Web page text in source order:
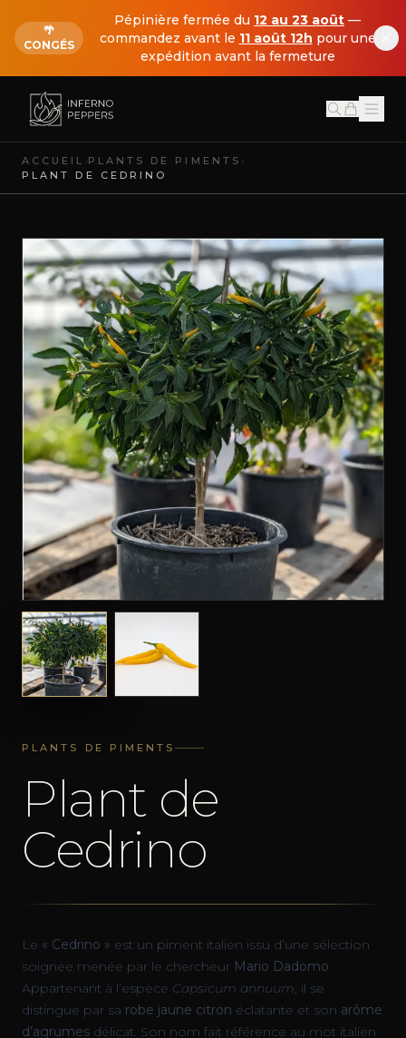
🌴
CONGÉS
Pépinière fermée du 12 au 23 août —
commandez avant le 11 août 12h pour une
expédition avant la fermeture
ACCUEIL PLANTS DE PIMENTS
PLANT DE CEDRINO
PLANTS DE PIMENTS
Plant de
Cedrino
Le « Cedrino » est un piment italien issu d’une sélection
soignée menée par le chercheur Mario Dadomo.
Appartenant à l’espèce Capsicum annuum, il se
distingue par sa robe jaune citron éclatante et son arôme
d’agrumes délicat. Son nom fait référence au mot italien